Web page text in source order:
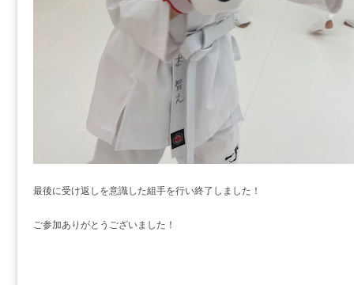
最後に受け返しを意識した組手を行い終了しました！
ご参加ありがとうございました！